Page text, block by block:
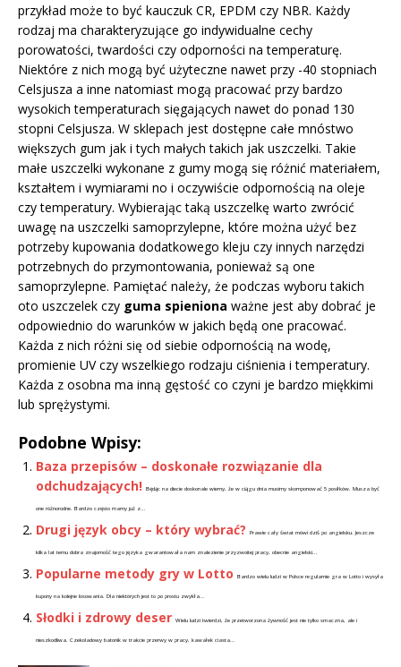
przykład może to być kauczuk CR, EPDM czy NBR. Każdy
rodzaj ma charakteryzujące go indywidualne cechy
porowatości, twardości czy odporności na temperaturę.
Niektóre z nich mogą być użyteczne nawet przy -40 stopniach
Celsjusza a inne natomiast mogą pracować przy bardzo
wysokich temperaturach sięgających nawet do ponad 130
stopni Celsjusza. W sklepach jest dostępne całe mnóstwo
większych gum jak i tych małych takich jak uszczelki. Takie
małe uszczelki wykonane z gumy mogą się różnić materiałem,
kształtem i wymiarami no i oczywiście odpornością na oleje
czy temperatury. Wybierając taką uszczelkę warto zwrócić
uwagę na uszczelki samoprzylepne, które można użyć bez
potrzeby kupowania dodatkowego kleju czy innych narzędzi
potrzebnych do przymontowania, ponieważ są one
samoprzylepne. Pamiętać należy, że podczas wyboru takich
oto uszczelek czy guma spieniona ważne jest aby dobrać je
odpowiednio do warunków w jakich będą one pracować.
Każda z nich różni się od siebie odpornością na wodę,
promienie UV czy wszelkiego rodzaju ciśnienia i temperatury.
Każda z osobna ma inną gęstość co czyni je bardzo miękkimi
lub sprężystymi.
Podobne Wpisy:
Baza przepisów – doskonałe rozwiązanie dla
odchudzających!
Będąc na diecie doskonale wiemy, że w ciągu dnia musimy skomponować 5 posiłków. Musza być
one różnorodne. Bardzo często mamy już z...
Drugi język obcy – który wybrać? Prawie cały świat mówi dziś po angielsku. Jeszcze
kilka lat temu dobra znajomość tego języka gwarantowała nam znalezienie przyzwoitej pracy, obecnie angielski...
Popularne metody gry w Lotto Bardzo wielu ludzi w Polsce regularnie gra w Lotto i wysyła
kupony na kolejne losowania. Dla niektórych jest to po prostu zwykła...
Słodki i zdrowy deser Wielu ludzi twierdzi, że przetworzona żywność jest nie tylko smaczna, ale i
nieszkodliwa. Czekoladowy batonik w trakcie przerwy w pracy, kawałek ciasta...